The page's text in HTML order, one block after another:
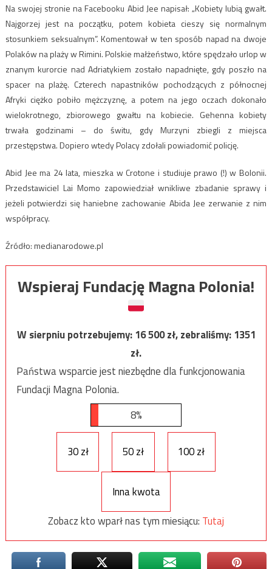
Na swojej stronie na Facebooku Abid Jee napisał: „Kobiety lubią gwałt.
Najgorzej jest na początku, potem kobieta cieszy się normalnym
stosunkiem seksualnym”. Komentował w ten sposób napad na dwoje
Polaków na plaży w Rimini. Polskie małżeństwo, które spędzało urlop w
znanym kurorcie nad Adriatykiem zostało napadnięte, gdy poszło na
spacer na plażę. Czterech napastników pochodzących z północnej
Afryki ciężko pobiło mężczyznę, a potem na jego oczach dokonało
wielokrotnego, zbiorowego gwałtu na kobiecie. Gehenna kobiety
trwała godzinami – do świtu, gdy Murzyni zbiegli z miejsca
przestępstwa. Dopiero wtedy Polacy zdołali powiadomić policję.
Abid Jee ma 24 lata, mieszka w Crotone i studiuje prawo (!) w Bolonii.
Przedstawiciel Lai Momo zapowiedział wnikliwe zbadanie sprawy i
jeżeli potwierdzi się haniebne zachowanie Abida Jee zerwanie z nim
współpracy.
Źródło: medianarodowe.pl
Wspieraj Fundację Magna Polonia!
W sierpniu potrzebujemy:16 500zł, zebraliśmy:1351
zł.
Państwa wsparcie jest niezbędne dla funkcjonowania
Fundacji Magna Polonia.
8%
30 zł 50 zł 100 zł
Inna kwota
Zobacz kto wparł nas tym miesiącu: Tutaj